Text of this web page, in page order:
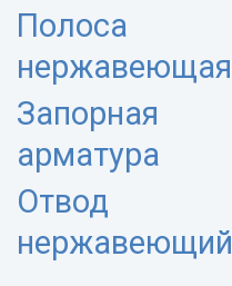
Полоса
нержавеющая
Запорная
арматура
Отвод
нержавеющий